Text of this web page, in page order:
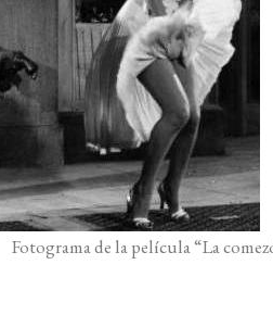
Fotograma de la película “La